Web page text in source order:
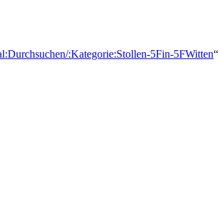
:Kategorie:Stollen-5Fin-5FWitten“